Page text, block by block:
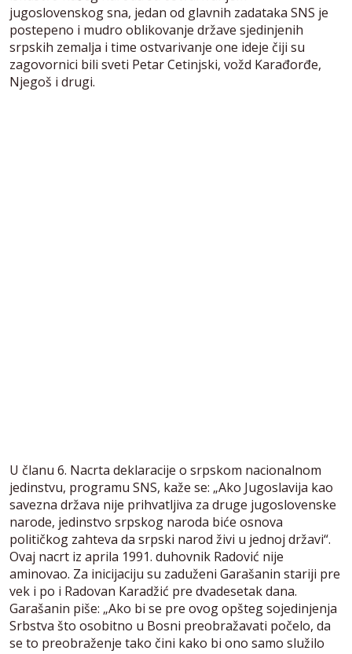
jugoslovenskog sna, jedan od glavnih zadataka SNS je
postepeno i mudro oblikovanje države sjedinjenih
srpskih zemalja i time ostvarivanje one ideje čiji su
zagovornici bili sveti Petar Cetinjski, vožd Karađorđe,
Njegoš i drugi.
U članu 6. Nacrta deklaracije o srpskom nacionalnom
jedinstvu, programu SNS, kaže se: „Ako Jugoslavija kao
savezna država nije prihvatljiva za druge jugoslovenske
narode, jedinstvo srpskog naroda biće osnova
političkog zahteva da srpski narod živi u jednoj državi“.
Ovaj nacrt iz aprila 1991. duhovnik Radović nije
aminovao. Za inicijaciju su zaduženi Garašanin stariji pre
vek i po i Radovan Karadžić pre dvadesetak dana.
Garašanin piše: „Ako bi se pre ovog opšteg sojedinjenja
Srbstva što osobitno u Bosni preobražavati počelo, da
se to preobraženje tako čini kako bi ono samo služilo